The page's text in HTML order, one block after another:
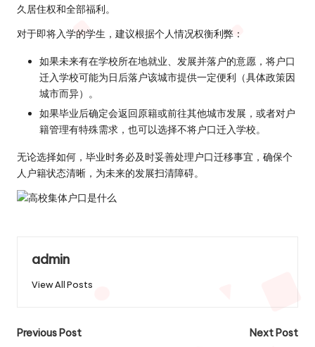
久居住权和全部福利。
对于即将入学的学生，建议根据个人情况权衡利弊：
如果未来有在学校所在地就业、发展并落户的意愿，将户口
迁入学校可能为日后落户该城市提供一定便利（具体政策因
城市而异）。
如果毕业后确定会返回原籍或前往其他城市发展，或者对户
籍管理有特殊需求，也可以选择不将户口迁入学校。
无论选择如何，毕业时务必及时妥善处理户口迁移事宜，确保个
人户籍状态清晰，为未来的发展扫清障碍。
admin
View All Posts
Post
Previous Post Next Post